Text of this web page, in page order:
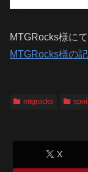
MTGRocks様に
MTGRocks様の
mtgrocks
X